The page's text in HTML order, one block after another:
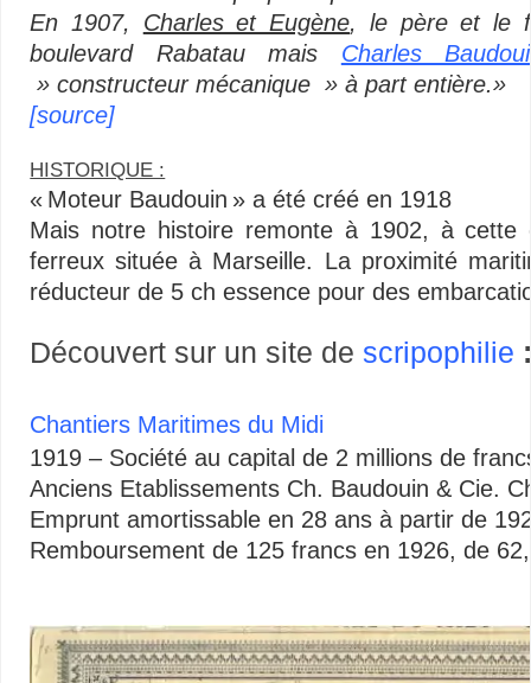
En 1907, Charles et Eugène, le père et le
boulevard Rabatau mais Charles
» constructeur mécanique » à part entière.»
[source]
HISTORIQUE :
« Moteur Baudouin » a été créé en 1918
Mais notre histoire remonte à 1902, à cette
ferreux située à Marseille. La proximité
réducteur de 5 ch essence pour des
Découvert sur un site de scripophilie
Chantiers Maritimes du Midi
1919 – Société au capital de 2 millions de
Anciens Etablissements Ch. Baudouin & Cie.
Emprunt amortissable en 28 ans à partir de
Remboursement de 125 francs en 1926, de